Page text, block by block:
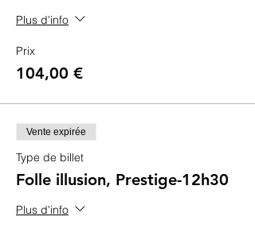
Plus d'info
Prix
104,00 €
Vente expirée
Type de billet
Folle illusion, Prestige-12h30
Plus d'info